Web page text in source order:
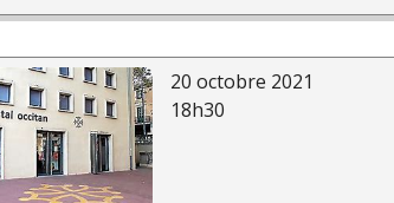
20 octobre 2021
18h30